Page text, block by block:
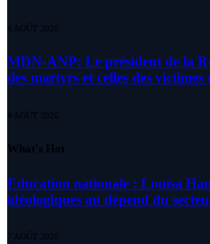
4 AOÛT 2026
MDN-ANP: Le président de la
des martyrs et celles des
4 AOÛT 2026
What's Hot
Education nationale : Louisa
idéologiques au dépend du
7 AOÛT 2026